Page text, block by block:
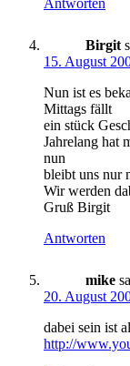
Antworten
Birgit
15. August
Nun ist es
Mittags fällt
ein stück
Jahrelang hat
nun
bleibt uns nur
Wir werden
Gruß Birgit
Antworten
mike
20. August
dabei sein ist
http://